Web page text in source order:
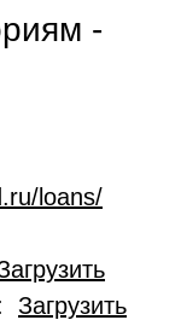
-
loans/
Загрузить